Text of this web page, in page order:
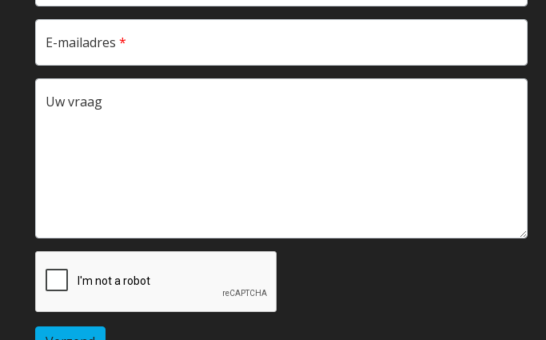
E-mailadres *
Uw vraag